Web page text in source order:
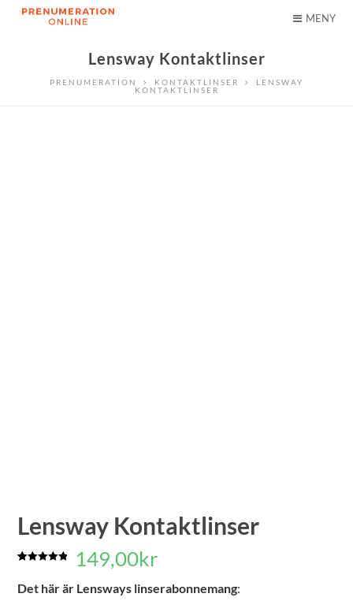
MENY
Lensway Kontaktlinser
PRENUMERATION KONTAKTLINSER
LENSWAY
KONTAKTLINSER
Lensway Kontaktlinser
baserat på
149,00kr
Det här är Lensways linserabonnemang: